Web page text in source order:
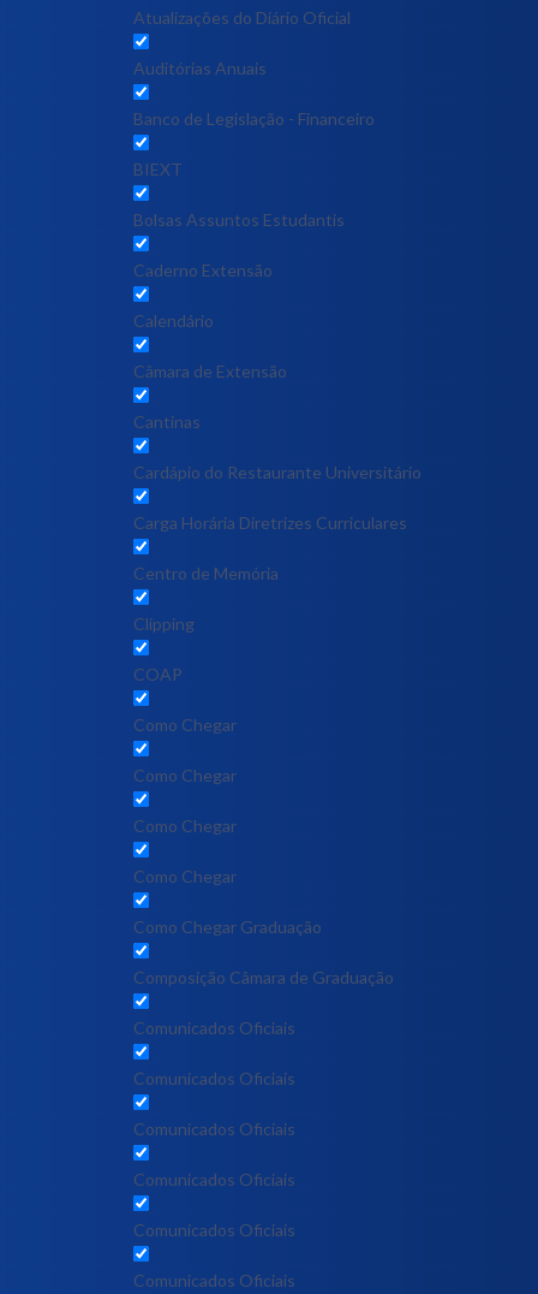
Atualizações do Diário Oficial
Auditórias Anuais
Banco de Legislação - Financeiro
BIEXT
Bolsas Assuntos Estudantis
Caderno Extensão
Calendário
Câmara de Extensão
Cantinas
Cardápio do Restaurante Universitário
Carga Horária Diretrizes Curriculares
Centro de Memória
Clipping
COAP
Como Chegar
Como Chegar
Como Chegar
Como Chegar
Como Chegar Graduação
Composição Câmara de Graduação
Comunicados Oficiais
Comunicados Oficiais
Comunicados Oficiais
Comunicados Oficiais
Comunicados Oficiais
Comunicados Oficiais